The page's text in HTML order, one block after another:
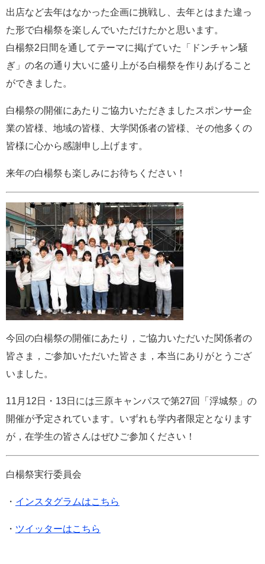
出店など去年はなかった企画に挑戦し、去年とはまた違っ
た形で白楊祭を楽しんでいただけたかと思います。
白楊祭2日間を通してテーマに掲げていた「ドンチャン騒
ぎ」の名の通り大いに盛り上がる白楊祭を作りあげること
ができました。
白楊祭の開催にあたりご協力いただきましたスポンサー企
業の皆様、地域の皆様、大学関係者の皆様、その他多くの
皆様に心から感謝申し上げます。
来年の白楊祭も楽しみにお待ちください！
今回の白楊祭の開催にあたり，ご協力いただいた関係者の
皆さま，ご参加いただいた皆さま，本当にありがとうござ
いました。
11月12日・13日には三原キャンパスで第27回「浮城祭」の
開催が予定されています。いずれも学内者限定となります
が，在学生の皆さんはぜひご参加ください！
白楊祭実行委員会
・ インスタグラムはこちら
・ ツイッターはこちら